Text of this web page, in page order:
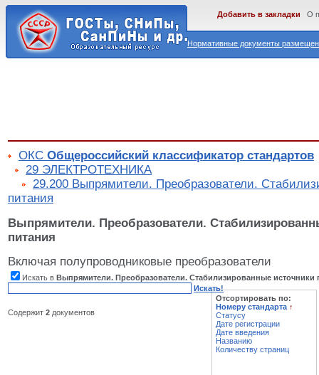
Нормативные документы
Добавить в закладки О
ОКС Общероссийский классификатор стандартов
29 ЭЛЕКТРОТЕХНИКА
29.200 Выпрямители. Преобразователи.
питания
Выпрямители. Преобразователи.
питания
Включая полупроводниковые преобразователи
Искать в Выпрямители. Преобразователи. Стабилизированные источники
Искать!
Содержит 2 документов
Отсортировать по:
Номеру стандарта ↑
Статусу
Дате регистрации
Дате введения
Названию
Количеству страниц